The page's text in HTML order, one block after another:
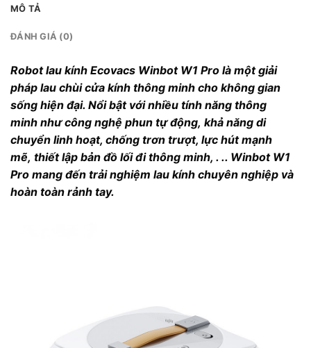
MÔ TẢ
ĐÁNH GIÁ (0)
Robot lau kính Ecovacs Winbot W1 Pro là một giải
pháp lau chùi cửa kính thông minh cho không gian
sống hiện đại. Nổi bật với nhiều tính năng thông
minh như công nghệ phun tự động, khả năng di
chuyển linh hoạt, chống trơn trượt, lực hút mạnh
mẽ, thiết lập bản đồ lối đi thông minh, . .. Winbot W1
Pro mang đến trải nghiệm lau kính chuyên nghiệp và
hoàn toàn rảnh tay.